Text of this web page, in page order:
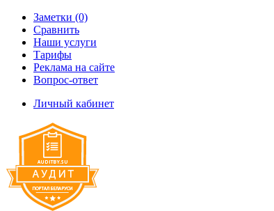
Заметки (0)
Сравнить
Наши услуги
Тарифы
Реклама на сайте
Вопрос-ответ
Личный кабинет